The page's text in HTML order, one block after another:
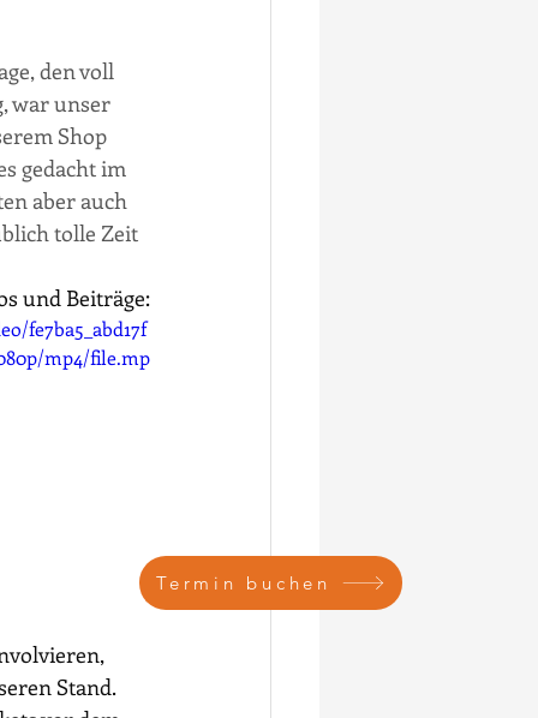
Termin buchen
den voll
war unser
Shop
gedacht im
aber auch
tolle Zeit
und Beiträge:
fe7ba5_abd17f
mp4/file.mp
Stand.